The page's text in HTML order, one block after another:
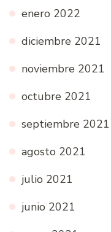
enero 2022
diciembre 2021
noviembre 2021
octubre 2021
septiembre 2021
agosto 2021
julio 2021
junio 2021